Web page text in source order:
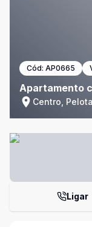
Cód: AP0665
Apartamento
Centro,
Ligar